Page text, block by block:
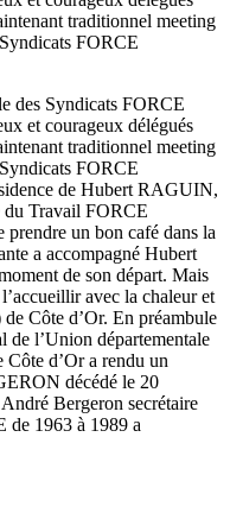
traditionnel meeting
FORCE
des Syndicats FORCE
et courageux délégués
traditionnel meeting
FORCE
de Hubert RAGUIN,
du Travail FORCE
un bon café dans la
a accompagné Hubert
de son départ. Mais
avec la chaleur et
Côte d’Or. En préambule
de l’Union départementale
d’Or a rendu un
décédé le 20
Bergeron secrétaire
1963 à 1989 a